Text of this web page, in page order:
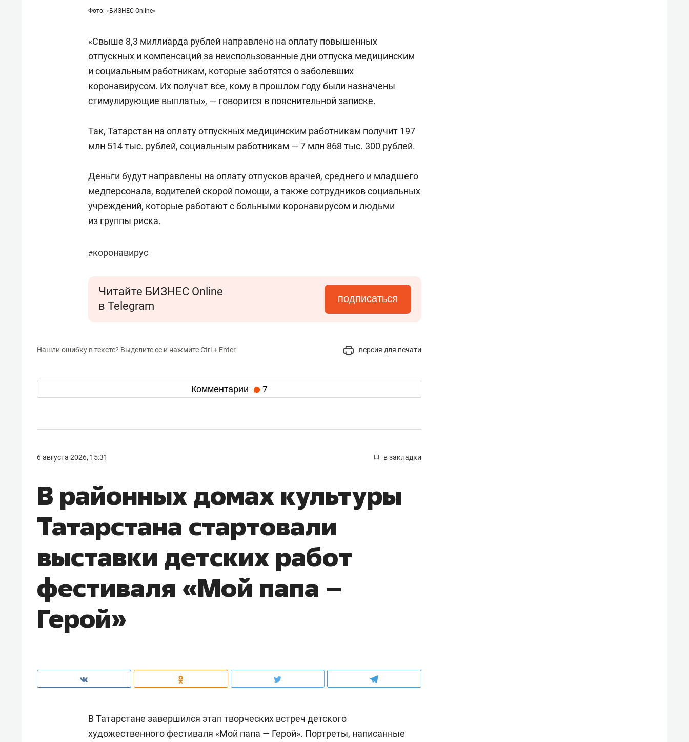
Фото: «БИЗНЕС Online»
«Свыше 8,3 миллиарда рублей направлено на оплату повышенных
отпускных и компенсаций за неиспользованные дни отпуска медицинским
и социальным работникам, которые заботятся о заболевших
коронавирусом. Их получат все, кому в прошлом году были назначены
стимулирующие выплаты», — говорится в пояснительной записке.
Так, Татарстан на оплату отпускных медицинским работникам получит 197
млн 514 тыс. рублей, социальным работникам — 7 млн 868 тыс. 300 рублей.
Деньги будут направлены на оплату отпусков врачей, среднего и младшего
медперсонала, водителей скорой помощи, а также сотрудников социальных
учреждений, которые работают с больными коронавирусом и людьми
из группы риска.
#коронавирус
Читайте БИЗНЕС Online
в Telegram
подписаться
Нашли ошибку в тексте? Выделите ее и нажмите Ctrl + Enter версия для печати
Комментарии 7
6 августа 2026, 15:31 в закладки
В районных домах культуры
Татарстана стартовали
выставки детских работ
фестиваля «Мой папа –
Герой»
В Татарстане завершился этап творческих встреч детского
художественного фестиваля «Мой папа — Герой». Портреты, написанные